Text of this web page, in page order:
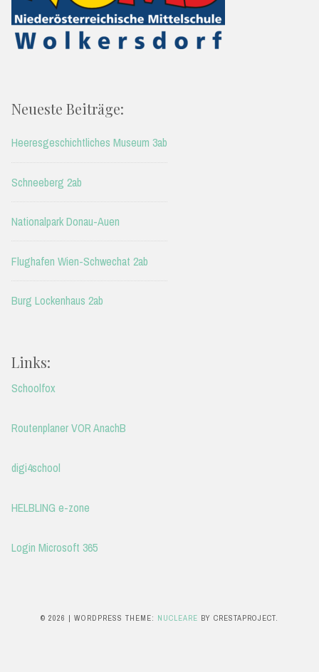
Neueste Beiträge:
Heeresgeschichtliches Museum 3ab
Schneeberg 2ab
Nationalpark Donau-Auen
Flughafen Wien-Schwechat 2ab
Burg Lockenhaus 2ab
Links:
Schoolfox
Routenplaner VOR AnachB
digi4school
HELBLING e-zone
Login Microsoft 365
© 2026 | WORDPRESS THEME: NUCLEARE BY CRESTAPROJECT.